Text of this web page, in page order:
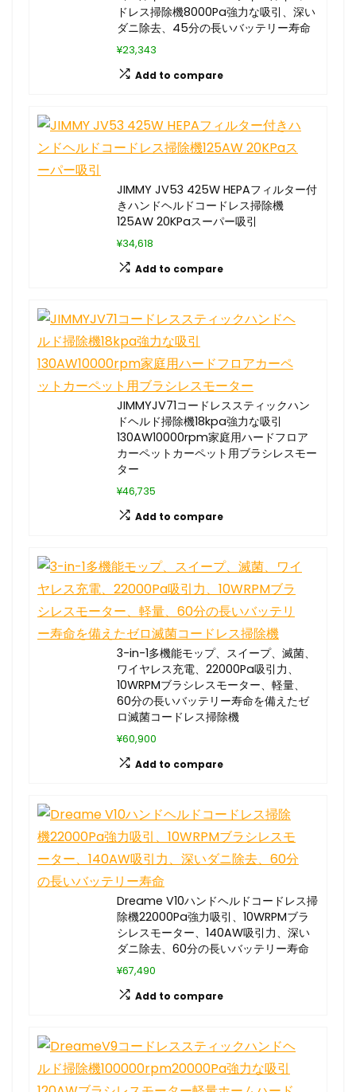
ドレス掃除機8000Pa強力な吸引、深い
ダニ除去、45分の長いバッテリー寿命
¥23,343
Add to compare
JIMMY JV53 425W HEPAフィルター付
きハンドヘルドコードレス掃除機
125AW 20KPaスーパー吸引
¥34,618
Add to compare
JIMMYJV71コードレススティックハン
ドヘルド掃除機18kpa強力な吸引
130AW10000rpm家庭用ハードフロア
カーペットカーペット用ブラシレスモー
ター
¥46,735
Add to compare
3-in-1多機能モップ、スイープ、滅菌、
ワイヤレス充電、22000Pa吸引力、
10WRPMブラシレスモーター、軽量、
60分の長いバッテリー寿命を備えたゼ
ロ滅菌コードレス掃除機
¥60,900
Add to compare
Dreame V10ハンドヘルドコードレス掃
除機22000Pa強力吸引、10WRPMブラ
シレスモーター、140AW吸引力、深い
ダニ除去、60分の長いバッテリー寿命
¥67,490
Add to compare